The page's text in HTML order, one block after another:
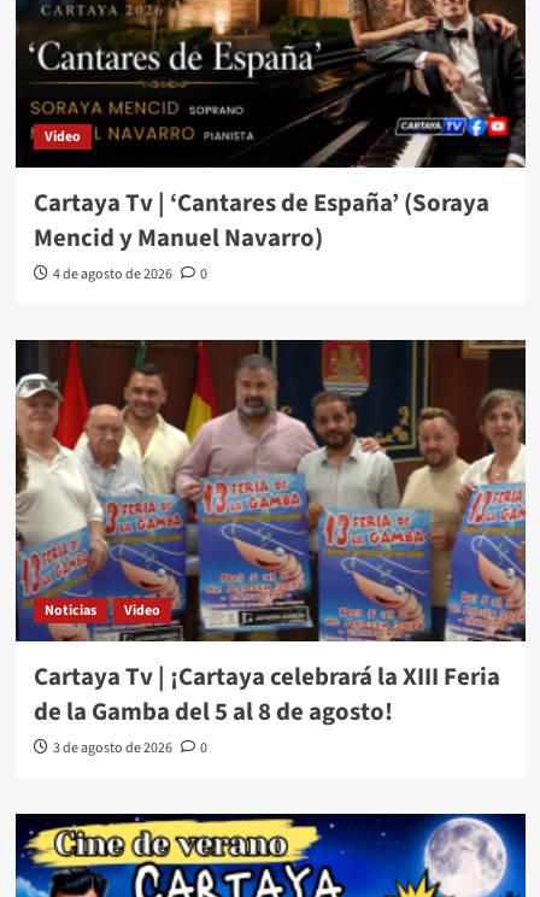
Video
Cartaya Tv | ‘Cantares de España’ (Soraya
Mencid y Manuel Navarro)
4 de agosto de 2026 0
Noticias Video
Cartaya Tv | ¡Cartaya celebrará la XIII Feria
de la Gamba del 5 al 8 de agosto!
3 de agosto de 2026 0